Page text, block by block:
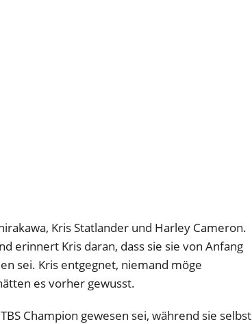
Kris Statlander und Harley Cameron.
erinnert Kris daran, dass sie sie von Anfang
sei. Kris entgegnet, niemand möge
es vorher gewusst.
Champion gewesen sei, während sie selbst